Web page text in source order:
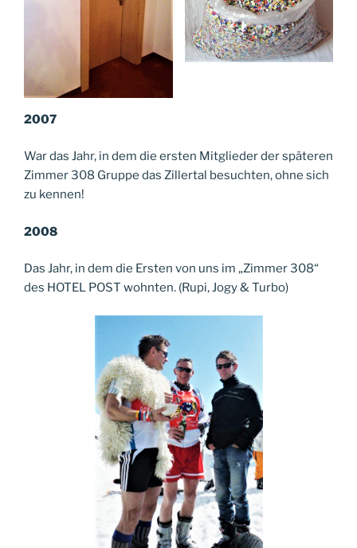
2007
War das Jahr, in dem die ersten Mitglieder der späteren
Zimmer 308 Gruppe das Zillertal besuchten, ohne sich
zu kennen!
2008
Das Jahr, in dem die Ersten von uns im „Zimmer 308“
des HOTEL POST wohnten. (Rupi, Jogy & Turbo)